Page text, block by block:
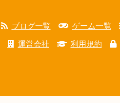
ブログ一覧 ゲーム一覧
運営会社 利用規約